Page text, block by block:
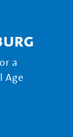
a
Age